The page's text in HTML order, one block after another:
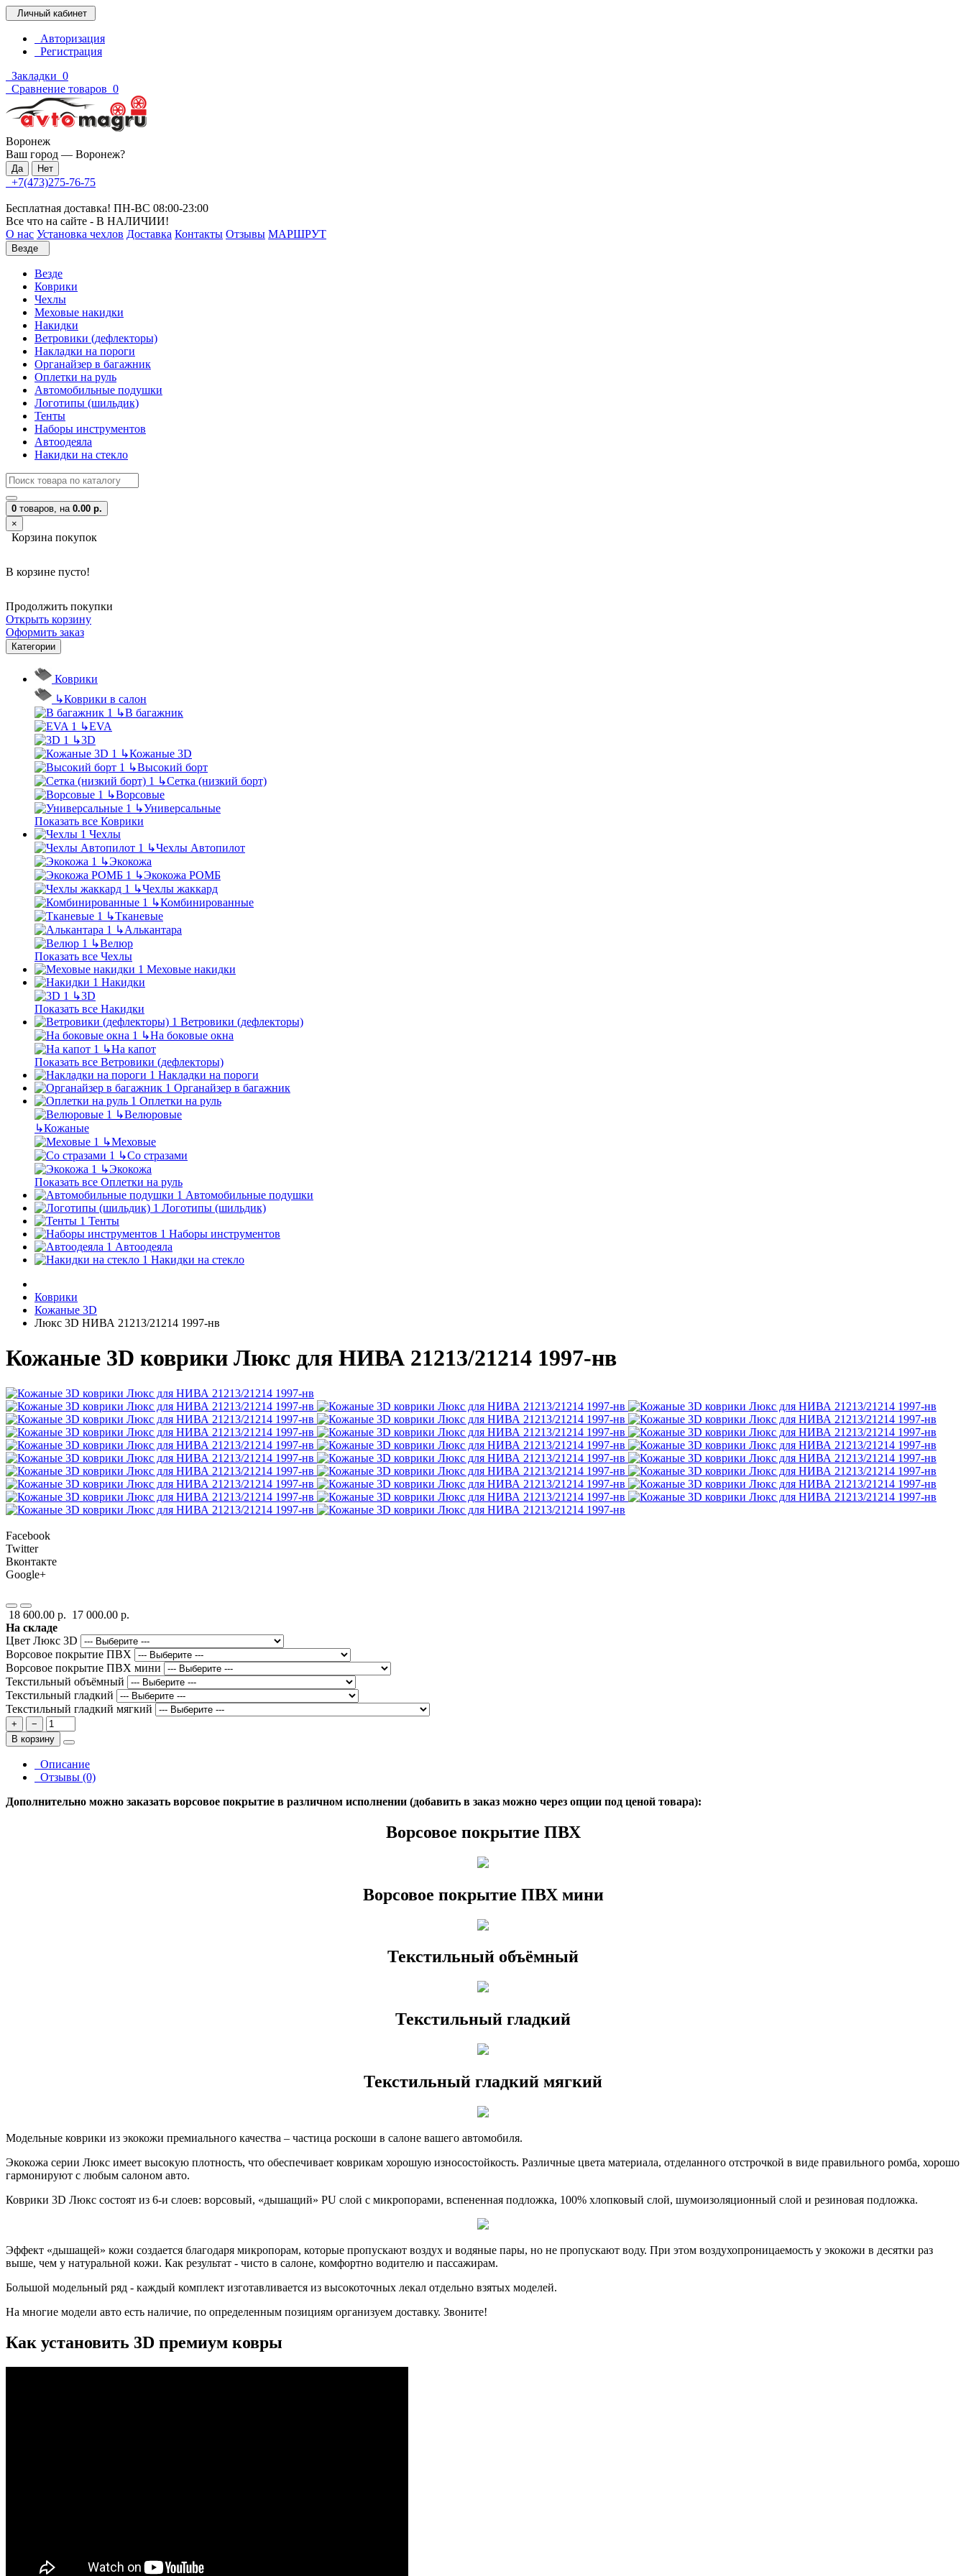
Личный кабинет
Авторизация
Регистрация
Закладки 0
Сравнение товаров 0
Воронеж
Ваш город — Воронеж?
+7(473)275-76-75
Бесплатная доставка! ПН-ВС 08:00-23:00
Все что на сайте - В НАЛИЧИИ!
О нас Установка чехлов Доставка Контакты Отзывы МАРШРУТ
Везде
Везде
Коврики
Чехлы
Меховые накидки
Накидки
Ветровики (дефлекторы)
Накладки на пороги
Органайзер в багажник
Оплетки на руль
Автомобильные подушки
Логотипы (шильдик)
Тенты
Наборы инструментов
Автоодеяла
Накидки на стекло
0 товаров, на 0.00 р.
×
Корзина покупок
В корзине пусто!
Продолжить покупки
Открыть корзину
Оформить заказ
Категории
Коврики
↳Коврики в салон
↳В багажник
↳EVA
↳3D
↳Кожаные 3D
↳Высокий борт
↳Сетка (низкий борт)
↳Ворсовые
↳Универсальные
Показать все Коврики
Чехлы
↳Чехлы Автопилот
↳Экокожа
↳Экокожа РОМБ
↳Чехлы жаккард
↳Комбинированные
↳Тканевые
↳Алькантара
↳Велюр
Показать все Чехлы
Меховые накидки
Накидки
↳3D
Показать все Накидки
Ветровики (дефлекторы)
↳На боковые окна
↳На капот
Показать все Ветровики (дефлекторы)
Накладки на пороги
Органайзер в багажник
Оплетки на руль
↳Велюровые
↳Кожаные
↳Меховые
↳Со стразами
↳Экокожа
Показать все Оплетки на руль
Автомобильные подушки
Логотипы (шильдик)
Тенты
Наборы инструментов
Автоодеяла
Накидки на стекло
Коврики
Кожаные 3D
Люкс 3D НИВА 21213/21214 1997-нв
Кожаные 3D коврики Люкс для НИВА 21213/21214 1997-нв
Facebook
Twitter
Вконтакте
Google+
18 600.00 р. 17 000.00 р.
На складе
Цвет Люкс 3D
Ворсовое покрытие ПВХ
Ворсовое покрытие ПВХ мини
Текстильный объёмный
Текстильный гладкий
Текстильный гладкий мягкий
+
−
В корзину
Описание
Отзывы (0)
Дополнительно можно заказать ворсовое покрытие в различном исполнении (добавить в заказ можно через опции под ценой товара):
Ворсовое покрытие ПВХ
Ворсовое покрытие ПВХ мини
Текстильный объёмный
Текстильный гладкий
Текстильный гладкий мягкий
Модельные коврики из экокожи премиального качества – частица роскоши в салоне вашего автомобиля.
Экокожа серии Люкс имеет высокую плотность, что обеспечивает коврикам хорошую износостойкость. Различные цвета материала, отделанного отстрочкой в виде правильного ромба, хорошо
гармонируют с любым салоном авто.
Коврики 3D Люкс состоят из 6-и слоев: ворсовый, «дышащий» PU слой с микропорами, вспененная подложка, 100% хлопковый слой, шумоизоляционный слой и резиновая подложка.
Эффект «дышащей» кожи создается благодаря микропорам, которые пропускают воздух и водяные пары, но не пропускают воду. При этом воздухопроницаемость у экокожи в десятки раз
выше, чем у натуральной кожи. Как результат - чисто в салоне, комфортно водителю и пассажирам.
Большой модельный ряд - каждый комплект изготавливается из высокоточных лекал отдельно взятых моделей.
На многие модели авто есть наличие, по определенным позициям организуем доставку. Звоните!
Как установить 3D премиум ковры